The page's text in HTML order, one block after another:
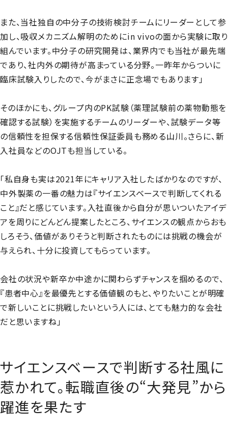
また、当社独自の中分子の技術検討チームにリーダーとして参
加し、吸収メカニズム解明のためにin vivoの面から実験に取り
組んでいます。中分子の研究開発は、業界内でも当社が最先端
であり、社内外の期待が高まっている分野。一昨年からついに
臨床試験入りしたので、今がまさに正念場でもあります」
そのほかにも、グループ内のPK試験（薬理試験前の薬物動態を
確認する試験）を実施するチームのリーダーや、試験データ等
の信頼性を担保する信頼性保証委員も務める山川。さらに、新
入社員などのOJTも担当している。
「私自身も実は2021年にキャリア入社したばかりなのですが、
中外製薬の一番の魅力は『サイエンスベースで判断してくれる
こと』だと感じています。入社直後から自分が思いついたアイデ
アを周りにどんどん提案したところ、サイエンスの観点からおも
しろそう、価値がありそうと判断されたものには挑戦の機会が
与えられ、十分に投資してもらっています。
会社の状況や新卒か中途かに関わらずチャンスを掴めるので、
『患者中心』を最優先とする価値観のもと、やりたいことが明確
で新しいことに挑戦したいという人には、とても魅力的な会社
だと思いますね」
サイエンスベースで判断する社風に
惹かれて。転職直後の“大発見”から
躍進を果たす